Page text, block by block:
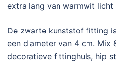
extra lang van warmwit licht
De zwarte kunststof fitting
een diameter van 4 cm. Mix
decoratieve fittinghuls, hip